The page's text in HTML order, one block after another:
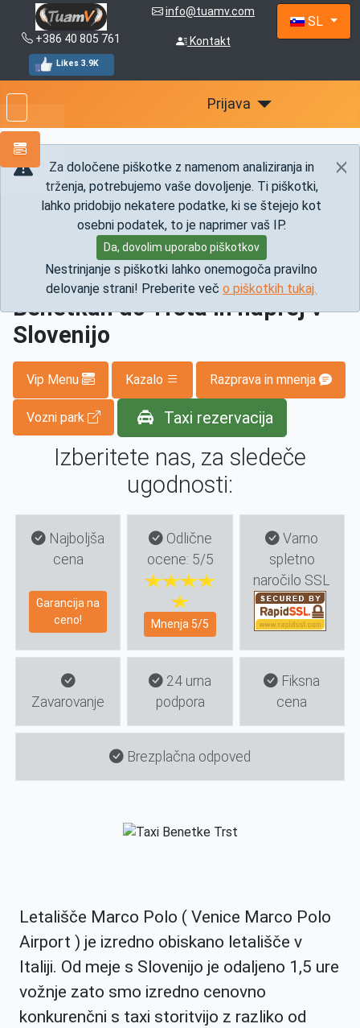
info@tuamv.com
+386 40 805 761 Kontakt
Likes 3.9K
Izberite
SL
Prijava
Za določene piškotke z namenom analiziranja in
trženja, potrebujemo vaše dovoljenje. Ti piškotki,
lahko pridobijo nekatere podatke, ki se štejejo kot
osebni podatek, to je naprimer vaš IP.
Da, dovolim uporabo piškotkov
Nestrinjanje s piškotki lahko onemogoča pravilno
delovanje strani! Preberite večo piškotkih tukaj.
Nahajate se: Domov Info prevozi
Italija
Taxi iz Letališča Marko Polo v Benetkah do Trsta in
naprej v Slovenijo
Taxi iz Letališča Marko Polo v
Benetkah do Trsta in naprej v
Slovenijo
Vip Menu Kazalo Razprava in mnenja
Vozni park Taxi rezervacija
Izberitete nas, za sledeče
ugodnosti:
Najboljša
cena
Garancija na
ceno!
Odlične
ocene: 5/5
Mnenja 5/5
Varno
spletno
naročilo SSL
Zavarovanje
24 urna
podpora
Fiksna
cena
Brezplačna odpoved
Letališče Marco Polo ( Venice Marco Polo
Airport ) je izredno obiskano letališče v
Italiji. Od meje s Slovenijo je odaljeno 1,5 ure
vožnje zato smo izredno cenovno
konkurenčni s taxi storitvijo z razliko od